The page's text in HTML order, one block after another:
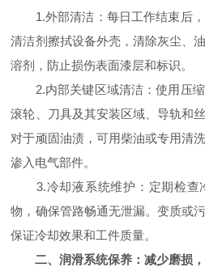
1.外部清洁：每日工作结束后，
清洁剂擦拭设备外壳，清除灰尘、
溶剂，防止损伤表面漆层和标识。
2.内部关键区域清洁：使用压缩
滚轮、刀具及其安装区域、导轨和
对于顽固油渍，可用柴油或专用清
渗入电气部件。
3.冷却液系统维护：定期检查
物，确保管路畅通无泄漏。变质或
保证冷却效果和工件质量。
二、润滑系统保养：减少磨损